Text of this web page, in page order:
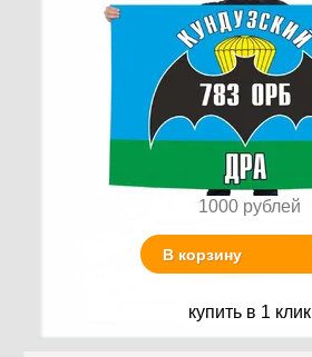
1000 рублей
В корзину
купить в 1 клик